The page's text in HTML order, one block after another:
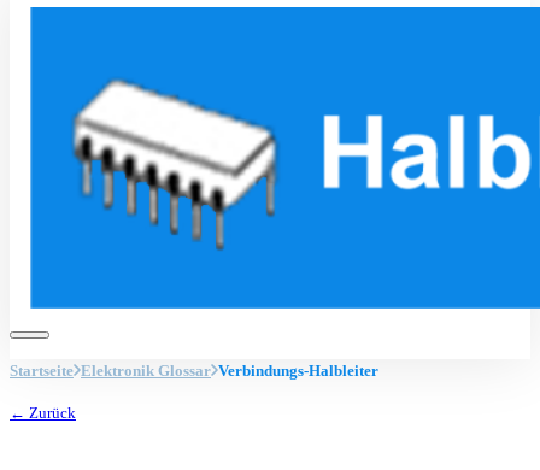
Startseite Elektronik Glossar Verbindungs-Halbleiter
← Zurück